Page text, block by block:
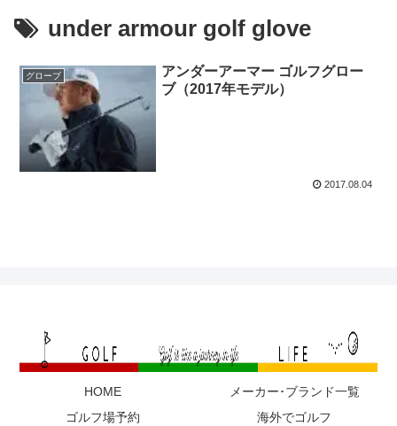
under armour golf glove
グローブ
アンダーアーマー ゴルフグロー
ブ（2017年モデル）
2017.08.04
HOME
メーカー･ブランド一覧
ゴルフ場予約
海外でゴルフ